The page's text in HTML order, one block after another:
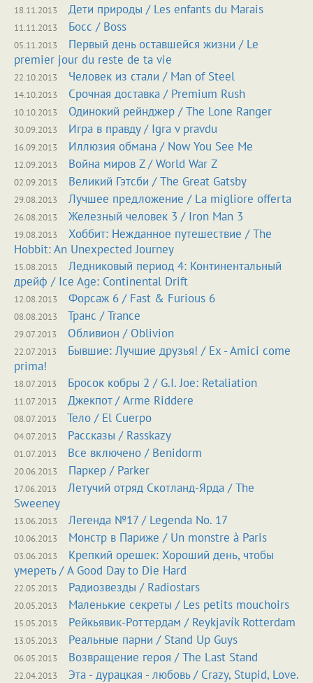
18.11.2013 Дети природы /Les enfants du Marais
11.11.2013 Босс /Boss
05.11.2013 Первый день оставшейся жизни /Le
premier jour du reste de ta vie
22.10.2013 Человек из стали /Man of Steel
14.10.2013 Срочная доставка /Premium Rush
10.10.2013 Одинокий рейнджер /The Lone Ranger
30.09.2013 Игра в правду/Igra v pravdu
16.09.2013 Иллюзия обмана /Now You See Me
12.09.2013 Война миров Z / World War Z
02.09.2013 Великий Гэтсби /The Great Gatsby
29.08.2013 Лучшее предложение /La migliore offerta
26.08.2013 Железный человек 3 /Iron Man 3
19.08.2013 Хоббит: Нежданное путешествие /The
Hobbit: An Unexpected Journey
15.08.2013
Ледниковый период 4: Континентальный
дрейф /Ice Age: Continental Drift
12.08.2013 Форсаж 6 /Fast & Furious 6
08.08.2013 Транс /Trance
29.07.2013 Обливион /Oblivion
22.07.2013 Бывшие: Лучшие друзья! /Ex - Amici come
prima!
18.07.2013 Бросок кобры 2 /G.I. Joe: Retaliation
11.07.2013 Джекпот/Arme Riddere
08.07.2013 Тело /El Cuerpo
04.07.2013 Рассказы /Rasskazy
01.07.2013 Все включено /Benidorm
20.06.2013 Паркер /Parker
17.06.2013 Летучий отряд Скотланд-Ярда /The
Sweeney
13.06.2013 Легенда №17 /Legenda No. 17
10.06.2013 Монстр в Париже /Un monstre à Paris
03.06.2013
Крепкий орешек: Хороший день, чтобы
умереть/A Good Day to Die Hard
22.05.2013 Радиозвезды /Radiostars
20.05.2013 Маленькие секреты /Les petits mouchoirs
15.05.2013 Рейкьявик-Роттердам /Reykjavík Rotterdam
13.05.2013 Реальные парни /Stand Up Guys
06.05.2013 Возвращение героя /The Last Stand
22.04.2013 Эта - дурацкая - любовь/Crazy, Stupid, Love.